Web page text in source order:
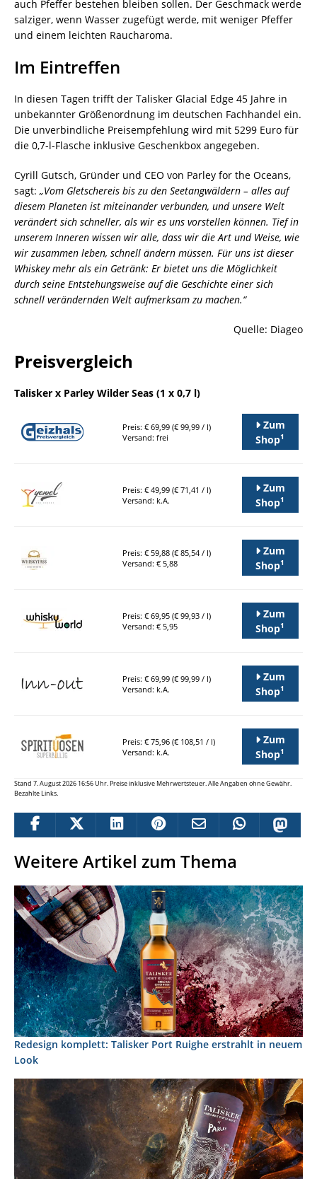
auch Pfeffer bestehen bleiben sollen. Der Geschmack werde
salziger, wenn Wasser zugefügt werde, mit weniger Pfeffer
und einem leichten Raucharoma.
Im Eintreffen
In diesen Tagen trifft der Talisker Glacial Edge 45 Jahre in
unbekannter Größenordnung im deutschen Fachhandel ein.
Die unverbindliche Preisempfehlung wird mit 5299 Euro für
die 0,7-l-Flasche inklusive Geschenkbox angegeben.
Cyrill Gutsch, Gründer und CEO von Parley for the Oceans,
sagt: „Vom Gletschereis bis zu den Seetangwäldern – alles auf
diesem Planeten ist miteinander verbunden, und unsere Welt
verändert sich schneller, als wir es uns vorstellen können. Tief in
unserem Inneren wissen wir alle, dass wir die Art und Weise, wie
wir zusammen leben, schnell ändern müssen. Für uns ist dieser
Whiskey mehr als ein Getränk: Er bietet uns die Möglichkeit
durch seine Entstehungsweise auf die Geschichte einer sich
schnell verändernden Welt aufmerksam zu machen.“
Quelle: Diageo
Preisvergleich
Talisker x Parley Wilder Seas (1 x 0,7 l)
Preis: € 69,99 (€ 99,99 / l)
Versand: frei
Zum
Shop1
Preis: € 49,99 (€ 71,41 / l)
Versand: k.A.
Zum
Shop1
Preis: € 59,88 (€ 85,54 / l)
Versand: € 5,88
Zum
Shop1
Preis: € 69,95 (€ 99,93 / l)
Versand: € 5,95
Zum
Shop1
Preis: € 69,99 (€ 99,99 / l)
Versand: k.A.
Zum
Shop1
Preis: € 75,96 (€ 108,51 / l)
Versand: k.A.
Zum
Shop1
Stand 7. August 2026 16:56 Uhr. Preise inklusive Mehrwertsteuer. Alle Angaben ohne Gewähr.
Bezahlte Links.
Weitere Artikel zum Thema
Redesign komplett: Talisker Port Ruighe erstrahlt in neuem
Look